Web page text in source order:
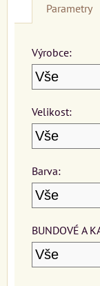
Parametry
Výrobce:
Velikost:
Barva:
BUNDOVÉ A